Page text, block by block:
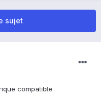
sujet
compatible